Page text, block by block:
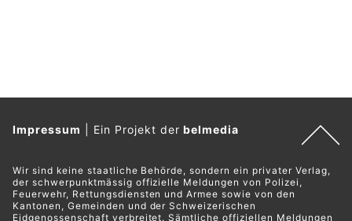
Impressum Ein Projekt derbelmedia
Wir sind keine staatliche Behörde, sondern ein privater Verlag,
der schwerpunktmässig offizielle Meldungen von Polizei,
Feuerwehr, Rettungsdiensten und Armee sowie von den
Kantonen, Gemeinden und der Schweizerischen
Eidgenossenschaft verbreitet. Sämtliche offiziellen Meldungen